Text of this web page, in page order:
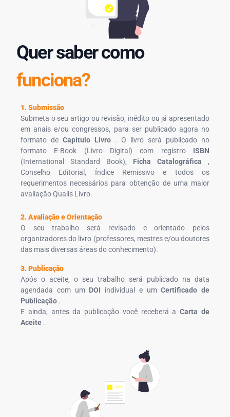
Quer saber como
funciona?
1. Submissão
Submeta o seu artigo ou revisão, inédito ou já apresentado
em anais e/ou congressos, para ser publicado agora no
formato de Capítulo Livro . O livro será publicado no
formato E-Book (Livro Digital) com registro ISBN
(International Standard Book), Ficha Catalográfica ,
Conselho Editorial, Índice Remissivo e todos os
requerimentos necessários para obtenção de uma maior
avaliação Qualis Livro.
2. Avaliação e Orientação
O seu trabalho será revisado e orientado pelos
organizadores do livro (professores, mestres e/ou doutores
das mais diversas áreas do conhecimento).
3. Publicação
Após o aceite, o seu trabalho será publicado na data
agendada com um DOI individual e umCertificado de
Publicação .
E ainda, antes da publicação você receberá aCarta de
Aceite .